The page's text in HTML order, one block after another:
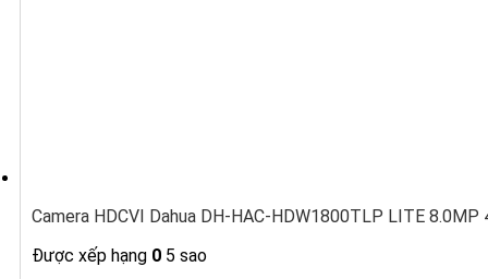
Camera HDCVI Dahua DH-HAC-HDW1800TLP LITE 8.0MP
Được xếp hạng 0 5 sao